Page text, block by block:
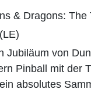
& Dragons: The
Jubiläum von
Pinball mit der
absolutes